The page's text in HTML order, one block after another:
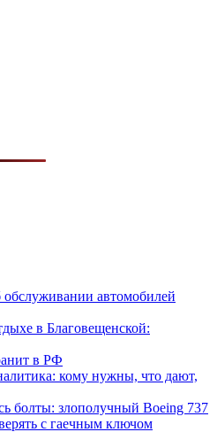
автомобилей
в Благовещенской:
в РФ
кому нужны, что дают,
болты: злополучный Boeing 737
с гаечным ключом